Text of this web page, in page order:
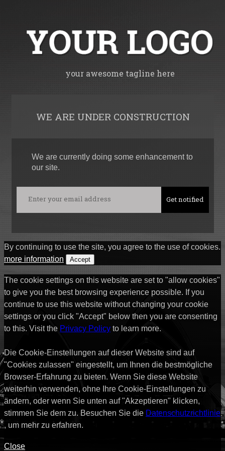
your awesome tagline here
WE ARE UNDER CONSTRUCTION
We are currently doing some enhancement to
our site.
By continuing to use the site, you agree to the use of cookies.
more information
Accept
The cookie settings on this website are set to "allow cookies"
to give you the best browsing experience possible. If you
continue to use this website without changing your cookie
settings or you click "Accept" below then you are consenting
to this. Visit the Privacy Policy to learn more.
Die Cookie-Einstellungen auf dieser Website sind auf
"Cookies zulassen" eingestellt, um Ihnen die bestmögliche
Browser-Erfahrung zu bieten. Wenn Sie diese Website
weiterhin verwenden, ohne Ihre Cookie-Einstellungen zu
ändern, oder wenn Sie unten auf "Akzeptieren" klicken,
stimmen Sie dem zu. Besuchen Sie die Datenschutzrichtlinie
, um mehr zu erfahren.
Close